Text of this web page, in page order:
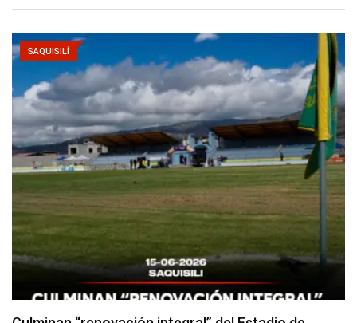
SAQUISILÍ